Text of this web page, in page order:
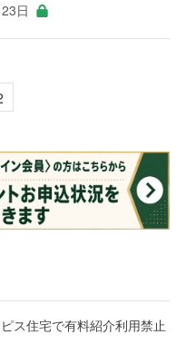
日
ス住宅で有料紹介利用禁止